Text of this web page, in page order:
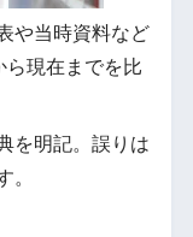
や当時資料など
ら現在までを比
を明記。誤りは
。